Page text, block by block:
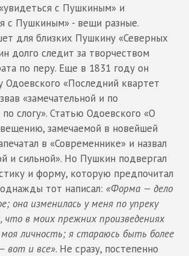
с Пушкиным» и
с Пушкиным» - вещи разные.
для близких Пушкину «Северных
долго следит за творчеством
по перу. Еще в 1831 году он
Одоевского «Последний квартет
«замечательной и по
слогу». Статью Одоевского «О
замечаемой в новейшей
в «Современнике» и назвал
и сильной». Но Пушкин подвергал
и форму, которую предпочитал
тот написал: «Форма — дело
она изменилась у меня по упреку
в моих прежних произведениях
личность; я стараюсь быть более
вот и все». Не сразу, постепенно